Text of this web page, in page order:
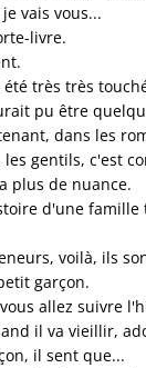
vais vous...
livre.
très très
pu être
dans les
gentils, c'est
plus de nuance.
d'une famille
voilà, ils
garçon.
allez suivre
il va vieillir,
il sent que...